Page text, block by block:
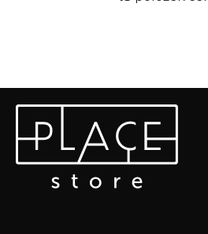
O
a
c
p
r
Odebírat newsletter
Vložte svůj e-mail a my vám
nových produktech na našem e-